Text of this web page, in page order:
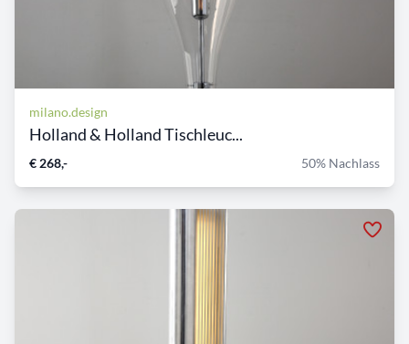
milano.design
Holland & Holland Tischleuc...
€ 268,- 50% Nachlass